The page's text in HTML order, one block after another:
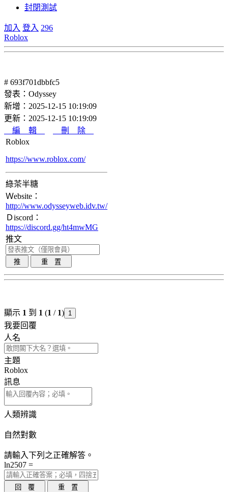
封閉測試
加入 登入 296
Roblox
# 693f701dbbfc5
發表：Odyssey
新增：2025-12-15 10:19:09
更新：2025-12-15 10:19:09
編 輯
刪 除
Roblox
https://www.roblox.com/
綠茶半糖
Ｗebsite：
http://www.odysseyweb.idv.tw/
Ｄiscord：
https://discord.gg/ht4mwMG
推文
顯示 1 到 1 (1 / 1) 1
我要回覆
人名
主題
Roblox
訊息
人類辨識
自然對數
請輸入下列之正確解答。
ln2507 =